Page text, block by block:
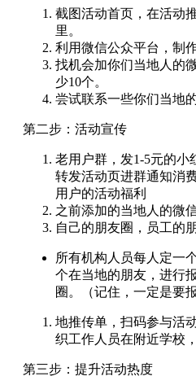
截图活动首页，在活动
里。
利用微信公众平台，制作
找机会加你们当地人的
少10个。
尝试联系一些你们当地
第二步：活动宣传
老用户群，发1-5元的小
转发活动页进群通知消
用户的活动福利
之前添加的当地人的微
自己的朋友圈，员工的
所有机构人员每人定一
个在当地的朋友，进行
圈。（记住，一定是要
地推传单，扫码参与活
织工作人员在附近学校
第三步：提升活动热度